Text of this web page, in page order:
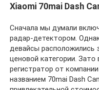
Xiaomi 70mai Dash
Сначала мы думали
радар-детектором.
девайсы расположились
ценовой категории.
регистратор от
названием 70mai Dash